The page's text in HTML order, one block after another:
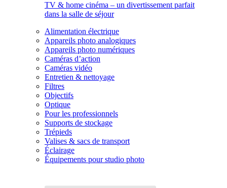
TV & home cinéma – un divertissement parfait
dans la salle de séjour
Alimentation électrique
Appareils photo analogiques
Appareils photo numériques
Caméras d’action
Caméras vidéo
Entretien & nettoyage
Filtres
Objectifs
Optique
Pour les professionnels
Supports de stockage
Trépieds
Valises & sacs de transport
Éclairage
Équipements pour studio photo